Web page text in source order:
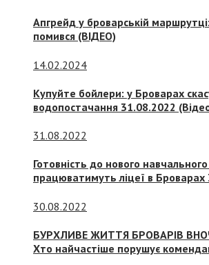
Апгрейд у броварській маршрутці:
помився (ВІДЕО)
14.02.2024
Купуйте бойлери: у Броварах
водопостачання 31.08.2022
31.08.2022
Готовність до нового
працюватимуть ліцеї в Броварах
30.08.2022
БУРХЛИВЕ ЖИТТЯ БРОВАРІВ
Хто найчастіше порушує